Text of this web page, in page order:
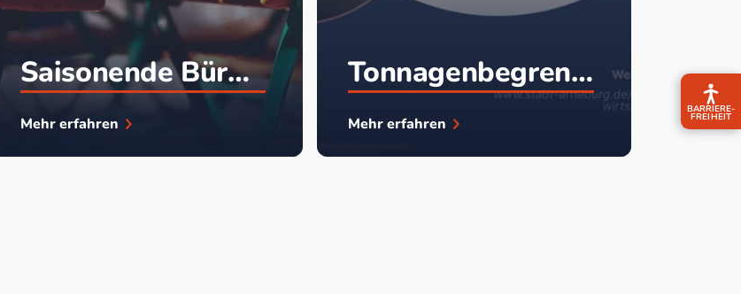
BARRIERE­
FREIHEIT
Saisonende Bürgercafe` in der Kunst- und Kulturscheune
Mehr erfahren
Tonnagenbegrenzung Fähre Arneburg
Mehr erfahren